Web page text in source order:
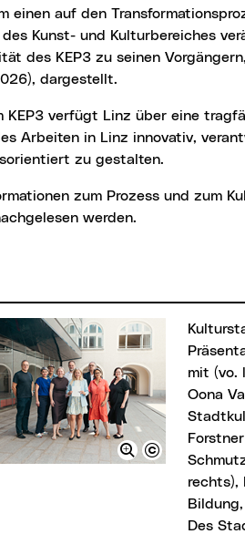
einen auf den
Kunst- und Kulturbereiches
des KEP3 zu seinen
dargestellt.
Arbeiten in Linz innovativ,
zu gestalten.
zum Prozess und zum
werden.
Kulturstadträtin Doris Lang-Mayerhofer (Mitte) bei der
mit (vo.
Oona
rechts),
Des